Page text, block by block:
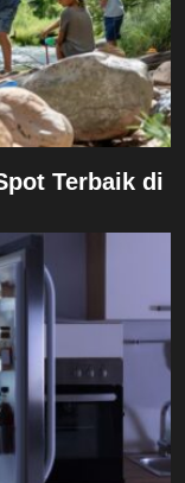
Terbaik di